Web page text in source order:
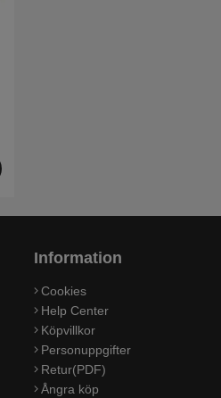
Information
Cookies
Help Center
Köpvillkor
Personuppgifter
Retur(PDF)
Ångra köp